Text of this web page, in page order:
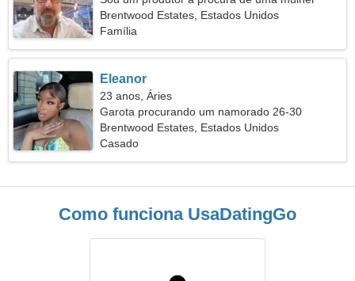
alegre
Brentwood Estates, Estados Unidos
Família
Eleanor
23 anos, Áries
Garota procurando um namorado 26-30
Brentwood Estates, Estados Unidos
Casado
Como funciona UsaDatingGo